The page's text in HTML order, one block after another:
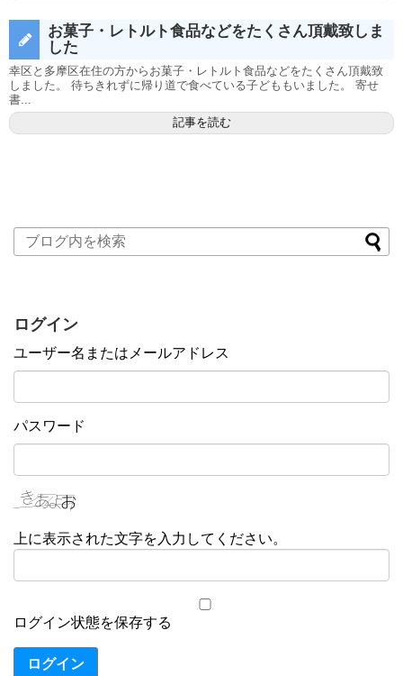
お菓子・レトルト食品などをたくさん頂戴致しま
した
幸区と多摩区在住の方からお菓子・レトルト食品などをたくさん頂戴致
しました。 待ちきれずに帰り道で食べている子どももいました。 寄せ
書...
記事を読む
ログイン
ユーザー名またはメールアドレス
パスワード
上に表示された文字を入力してください。
ログイン状態を保存する
ログイン